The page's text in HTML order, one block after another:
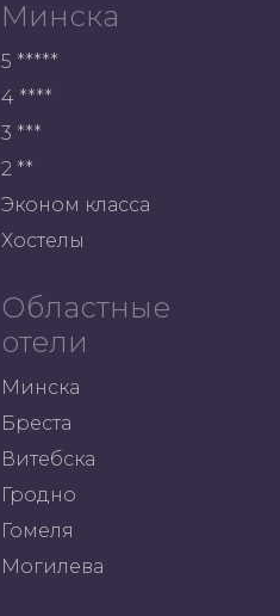
Минска
5 *****
4 ****
3 ***
2 **
Эконом класса
Хостелы
Областные
отели
Минска
Бреста
Витебска
Гродно
Гомеля
Могилева